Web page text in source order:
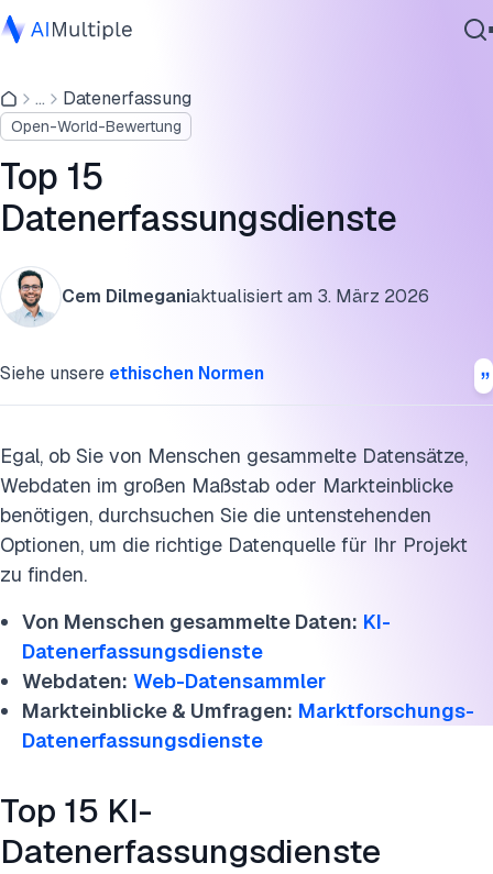
Agentische KI
Cybersicherheit
Daten
Unternehmenssoftware
Dienstleistungen
... Datenerfassung
Open-World-Bewertung
Top 15
Datenerfassungsdienste
Cem Dilmeganiaktualisiert am 3. März 2026
Siehe unsere ethischen Normen
Egal, ob Sie von Menschen gesammelte Datensätze,
Webdaten im großen Maßstab oder Markteinblicke
benötigen, durchsuchen Sie die untenstehenden
Optionen, um die richtige Datenquelle für Ihr Projekt
zu finden.
Von Menschen gesammelte Daten: KI-
Datenerfassungsdienste
Webdaten: Web-Datensammler
Markteinblicke & Umfragen: Marktforschungs-
Datenerfassungsdienste
Top 15 KI-
Datenerfassungsdienste
Detaillierte Analyse von KI-Datenerfassungsdiensten
Warum mit einem KI-Datenerfassungsdienstleister
arbeiten?
Marktforschungs-Datenerfassungsdienste
FAQs
Externe Ressourcen